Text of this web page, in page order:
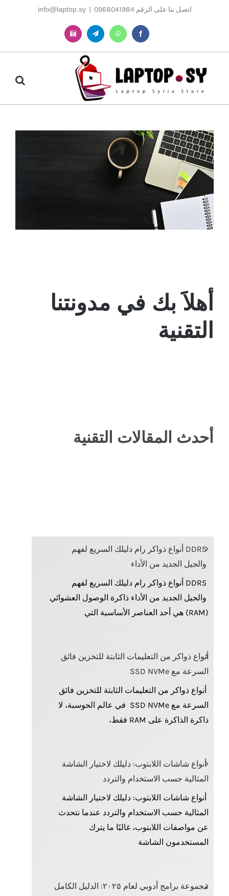
اتصل بنا على الرقم 0968041984 |
info@laptop.sy
Facebook
WhatsApp
Telegram
Instagram
أهلاََ بك في مدونتنا
التقنية
أحدث المقالات التقنية
DDR5 أنواع ذواكر رام دليلك السريع لفهم
والجيل الجديد من الأداء
DDR5 أنواع ذواكر رام دليلك السريع لفهم
والجيل الجديد من الأداء ذاكرة الوصول العشوائي
(RAM) هي أحد العناصر الأساسية التي
أنواع ذواكر من التعليمات الثابتة للتخزين فائق
السرعة مع SSD NVMe
أنواع ذواكر من التعليمات الثابتة للتخزين فائق
السرعة مع SSD NVMe في عالم الحوسبة، لا
ذاكرة الذاكرة على RAM فقط،
أنواع شاشات اللابتوب: دليلك لاختيار الشاشة
المثالية حسب الاستخدام والتردد
أنواع شاشات اللابتوب: دليلك لاختيار الشاشة
المثالية حسب الاستخدام والتردد عندما نتحدث
عن مواصفات اللابتوب، غالبًا ما يترك
المستخدمون الشاشة
مجموعة برامج أدوبي لعام ٢٠٢٥: الدليل الكامل